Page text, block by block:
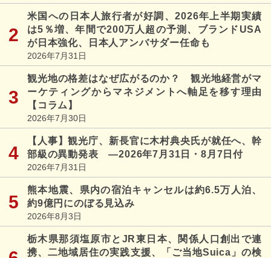
米国への日本人旅行者が好調、2026年上半期実績
は5％増、年間で200万人超の予測、ブランドUSA
が日本強化、日本人アンバサダー任命も
2026年7月31日
観光地の格差はなぜ広がるのか？ 観光地経営がマ
ーケティングからマネジメントへ軸足を移す理由
【コラム】
2026年7月30日
【人事】観光庁、新長官に木村典央氏が就任へ、幹
部級の異動発表 ―2026年7月31日・8月7日付
2026年7月31日
熊本地震、県内の宿泊キャンセルは約6.5万人泊、
約9億円にのぼる見込み
2026年8月3日
栃木県那須塩原市とJR東日本、関係人口創出で連
携、二地域居住の実践支援、「ご当地Suica」の検